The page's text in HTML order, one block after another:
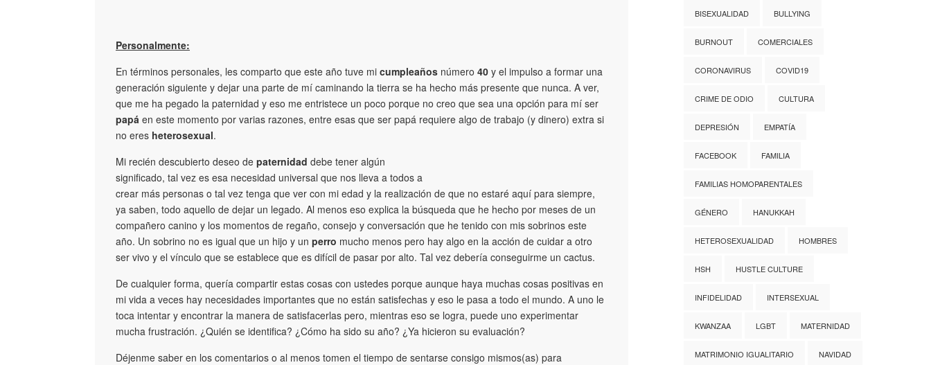
Personalmente:
En términos personales, les comparto que este año tuve mi cumpleaños número 40 y el impulso a formar una
generación siguiente y dejar una parte de mí caminando la tierra se ha hecho más presente que nunca. A ver,
que me ha pegado la paternidad y eso me entristece un poco porque no creo que sea una opción para mí ser
papá en este momento por varias razones, entre esas que ser papá requiere algo de trabajo (y dinero) extra si
no eres heterosexual.
Mi recién descubierto deseo de paternidad debe tener algún
significado, tal vez es esa necesidad universal que nos lleva a todos a
crear más personas o tal vez tenga que ver con mi edad y la realización de que no estaré aquí para siempre,
ya saben, todo aquello de dejar un legado. Al menos eso explica la búsqueda que he hecho por meses de un
compañero canino y los momentos de regaño, consejo y conversación que he tenido con mis sobrinos este
año. Un sobrino no es igual que un hijo y un perro mucho menos pero hay algo en la acción de cuidar a otro
ser vivo y el vínculo que se establece que es difícil de pasar por alto. Tal vez debería conseguirme un cactus.
De cualquier forma, quería compartir estas cosas con ustedes porque aunque haya muchas cosas positivas en
mi vida a veces hay necesidades importantes que no están satisfechas y eso le pasa a todo el mundo. A uno le
toca intentar y encontrar la manera de satisfacerlas pero, mientras eso se logra, puede uno experimentar
mucha frustración. ¿Quién se identifica? ¿Cómo ha sido su año? ¿Ya hicieron su evaluación?
Déjenme saber en los comentarios o al menos tomen el tiempo de sentarse consigo mismos(as) para
BISEXUALIDAD BULLYING
BURNOUT COMERCIALES
CORONAVIRUS COVID19
CRIME DE ODIO CULTURA
DEPRESIÓN EMPATÍA
FACEBOOK FAMILIA
FAMILIAS HOMOPARENTALES
GÉNERO HANUKKAH
HETEROSEXUALIDAD HOMBRES
HSH HUSTLE CULTURE
INFIDELIDAD INTERSEXUAL
KWANZAA LGBT MATERNIDAD
MATRIMONIO IGUALITARIO NAVIDAD